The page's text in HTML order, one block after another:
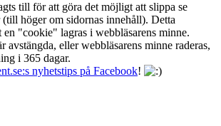
till för att göra det möjligt att slippa se
(till höger om sidornas innehåll). Detta
en "cookie" lagras i webbläsarens minne.
avstängda, eller webbläsarens minne raderas,
i 365 dagar.
nyhetstips på Facebook!